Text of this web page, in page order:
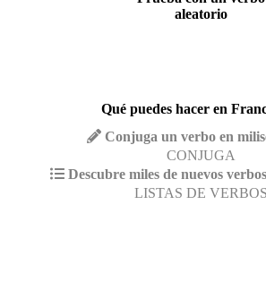
aleatorio
Qué puedes hacer en
Conjuga un verbo en
CONJUGA
Descubre miles de nuevos
LISTAS DE VERBOS